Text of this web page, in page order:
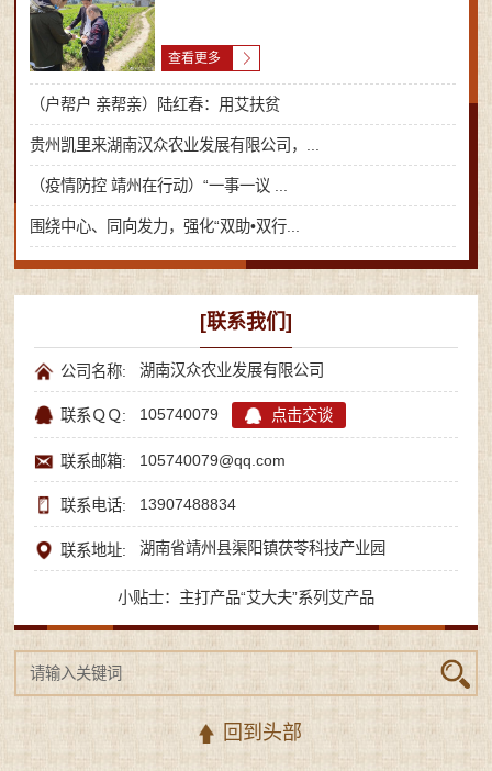
查看更多
（户帮户 亲帮亲）陆红春：用艾扶贫
贵州凯里来湖南汉众农业发展有限公司，...
（疫情防控 靖州在行动）“一事一议 ...
围绕中心、同向发力，强化“双助•双行...
[联系我们]
公司名称: 湖南汉众农业发展有限公司
联系ＱＱ: 105740079 点击交谈
联系邮箱: 105740079@qq.com
联系电话: 13907488834
联系地址: 湖南省靖州县渠阳镇茯苓科技产业园
小贴士：主打产品“艾大夫”系列艾产品
回到头部